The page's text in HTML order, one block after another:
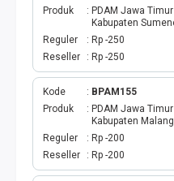
Produk
PDAM Jawa
Kabupaten
Reguler
Rp -250
Reseller
Rp -250
Kode
BPAM155
Produk
PDAM Jawa
Kabupaten Malang
Reguler
Rp -200
Reseller
Rp -200